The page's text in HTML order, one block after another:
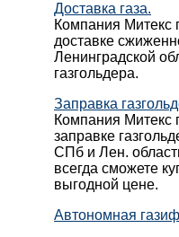
Доставка газа.
Компания Митекс
доставке
Ленинградской
газгольдера.
Заправка
Компания Митекс
заправке
СПб и Лен.
всегда сможете
выгодной цене.
Автономная